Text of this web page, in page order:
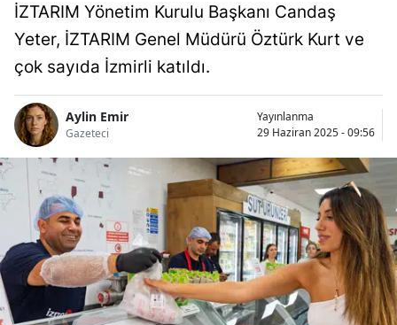
İZTARIM Yönetim Kurulu Başkanı Candaş
Yeter, İZTARIM Genel Müdürü Öztürk Kurt ve
çok sayıda İzmirli katıldı.
Aylin Emir
Gazeteci
Yayınlanma
29 Haziran 2025 - 09:56